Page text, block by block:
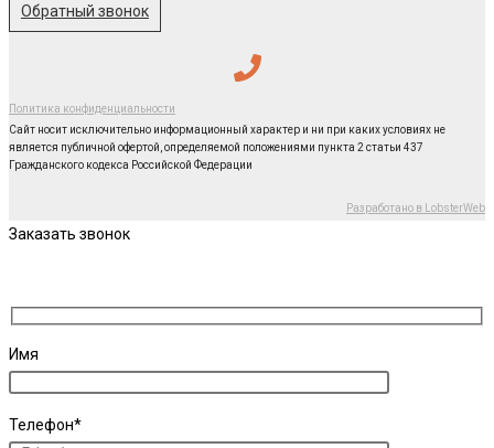
Обратный звонок
Политика конфиденциальности
Сайт носит исключительно информационный характер и ни при каких условиях не
является публичной офертой, определяемой положениями пункта 2 статьи 437
Гражданского кодекса Российской Федерации
Разработано в LobsterWeb
Заказать звонок
Имя
Телефон*